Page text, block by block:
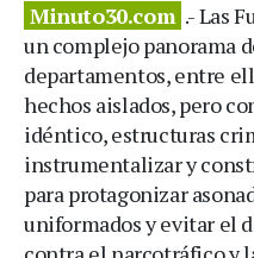
Minuto30.com .- Las
un complejo panorama
departamentos, entre
hechos aislados, pero
idéntico, estructuras
instrumentalizar y
para protagonizar
uniformados y evitar el